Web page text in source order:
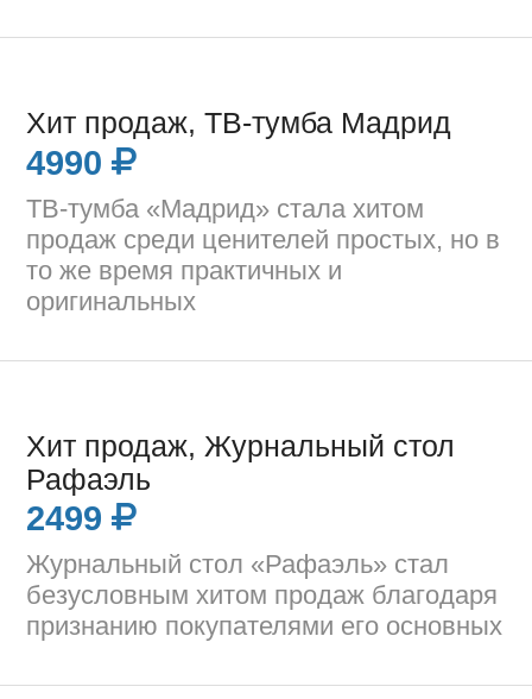
Хит продаж, ТВ-тумба Мадрид
4990
ТВ-тумба «Мадрид» стала хитом
продаж среди ценителей простых, но в
то же время практичных и
оригинальных
Хит продаж, Журнальный стол
Рафаэль
2499
Журнальный стол «Рафаэль» стал
безусловным хитом продаж благодаря
признанию покупателями его основных